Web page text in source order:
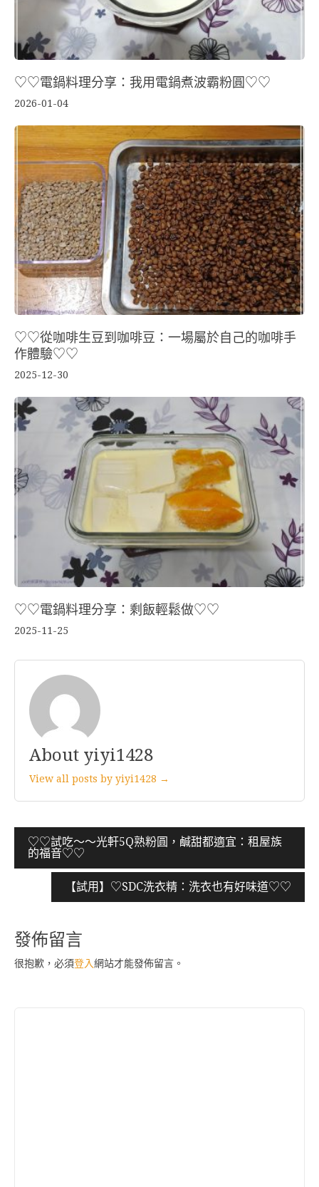
♡♡電鍋料理分享：我用電鍋煮波霸粉圓♡♡
2026-01-04
♡♡從咖啡生豆到咖啡豆：一場屬於自己的咖啡手
作體驗♡♡
2025-12-30
♡♡電鍋料理分享：剩飯輕鬆做♡♡
2025-11-25
About yiyi1428
View all posts by yiyi1428 →
文
章
♡♡試吃～～光軒5Q熟粉圓，鹹甜都適宜：租屋族
的福音♡♡
【試用】♡SDC洗衣精：洗衣也有好味道♡♡
發佈留言
很抱歉，必須登入網站才能發佈留言。